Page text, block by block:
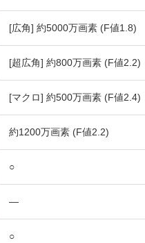
[広角] 約5000万画素 (F値1.8)
[超広角] 約800万画素 (F値2.2)
[マクロ] 約500万画素 (F値2.4)
約1200万画素 (F値2.2)
○
―
○